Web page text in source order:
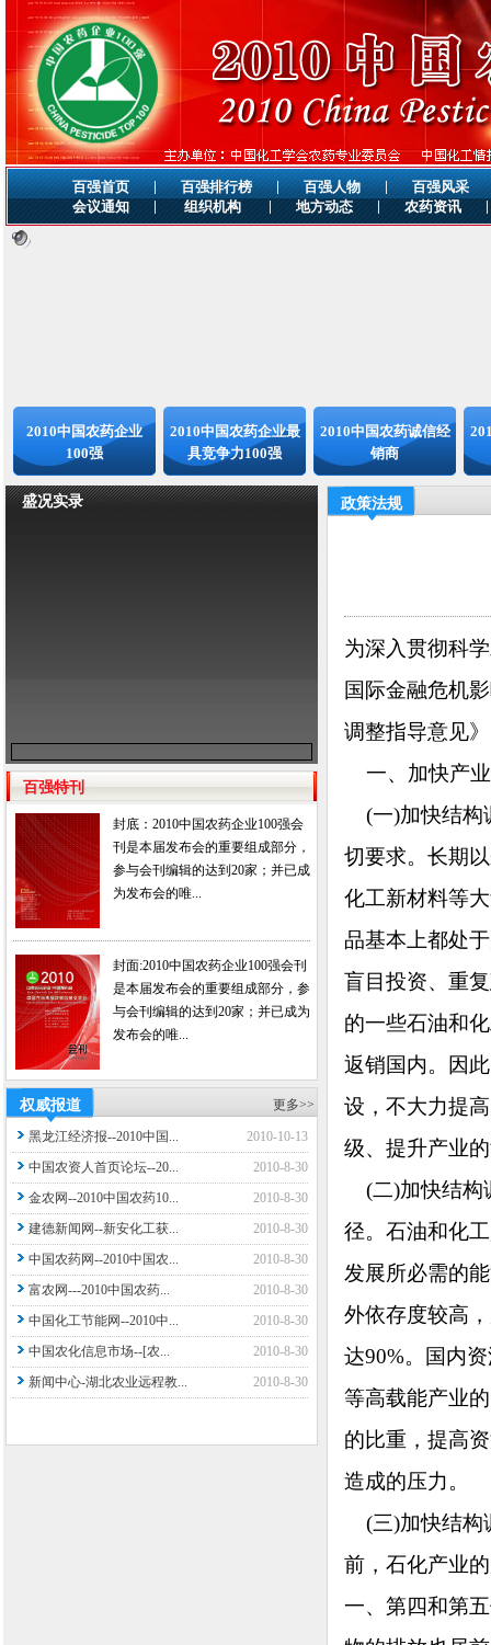
百强首页 | 百强排行榜 | 百强人物 |
百强风采
会议通知
| 组织机构 | 地方动态 | 农药资讯 |
2010中国农药企业
100强
2010中国农药企业最
具竞争力100强
2010中国农药诚信经
销商
盛况实录
百强特刊
封底：2010中国农药企业100强会
刊是本届发布会的重要组成部分，
参与会刊编辑的达到20家；并已成
为发布会的唯...
封面:2010中国农药企业100强会刊
是本届发布会的重要组成部分，参
与会刊编辑的达到20家；并已成为
发布会的唯...
权威报道 更多>>
黑龙江经济报--2010中国...
2010-10-13
中国农资人首页论坛--20...
2010-8-30
金农网--2010中国农药10...
2010-8-30
建德新闻网--新安化工获...
2010-8-30
中国农药网--2010中国农...
2010-8-30
富农网---2010中国农药...
2010-8-30
中国化工节能网--2010中...
2010-8-30
中国农化信息市场--[农...
2010-8-30
新闻中心-湖北农业远程教...
2010-8-30
政策法规
为深入贯彻科
国际金融危机
调整指导意见
一、加快产
(一)加快结构
切要求。长期
化工新材料等
品基本上都处
盲目投资、重
的一些石油和
返销国内。因
设，不大力提
级、提升产业
(二)加快结构
径。石油和化
发展所必需的
外依存度较高
达90%。国内
等高载能产业
的比重，提高
造成的压力。
(三)加快结构
前，石化产业
一、第四和第